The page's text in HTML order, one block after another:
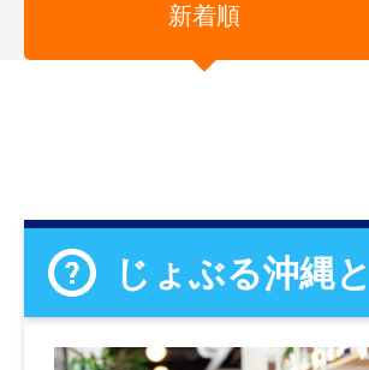
新着順
じょぶる沖縄